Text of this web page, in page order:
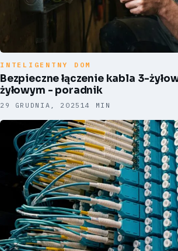
INTELIGENTNY DOM
Bezpieczne łączenie kabla 3-
żyłowym - poradnik
29 GRUDNIA, 2025 14 MIN